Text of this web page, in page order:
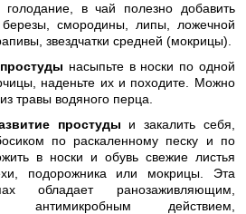
в чай полезно добавить
смородины, липы, ложечной
звездчатки средней (мокрицы).
насыпьте в носки по одной
наденьте их и походите. Можно
травы водяного перца.
простуды и закалить себя,
по раскаленному песку и по
в носки и обувь свежие листья
подорожника или мокрицы. Эта
обладает ранозаживляющим,
антимикробным действием,